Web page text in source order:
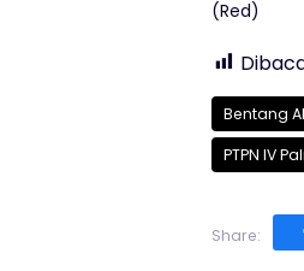
(Red)
Bentang
PTPN IV
Share: